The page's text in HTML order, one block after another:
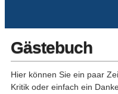
Gästebuch
Hier können Sie ein paar
Kritik oder einfach ein